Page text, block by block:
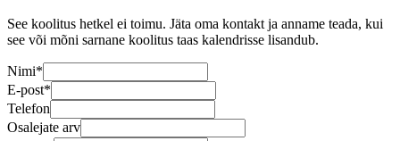
See koolitus hetkel ei toimu. Jäta oma kontakt ja anname teada, kui
see või mõni sarnane koolitus taas kalendrisse lisandub.
Nimi*
E-post*
Telefon
Osalejate arv